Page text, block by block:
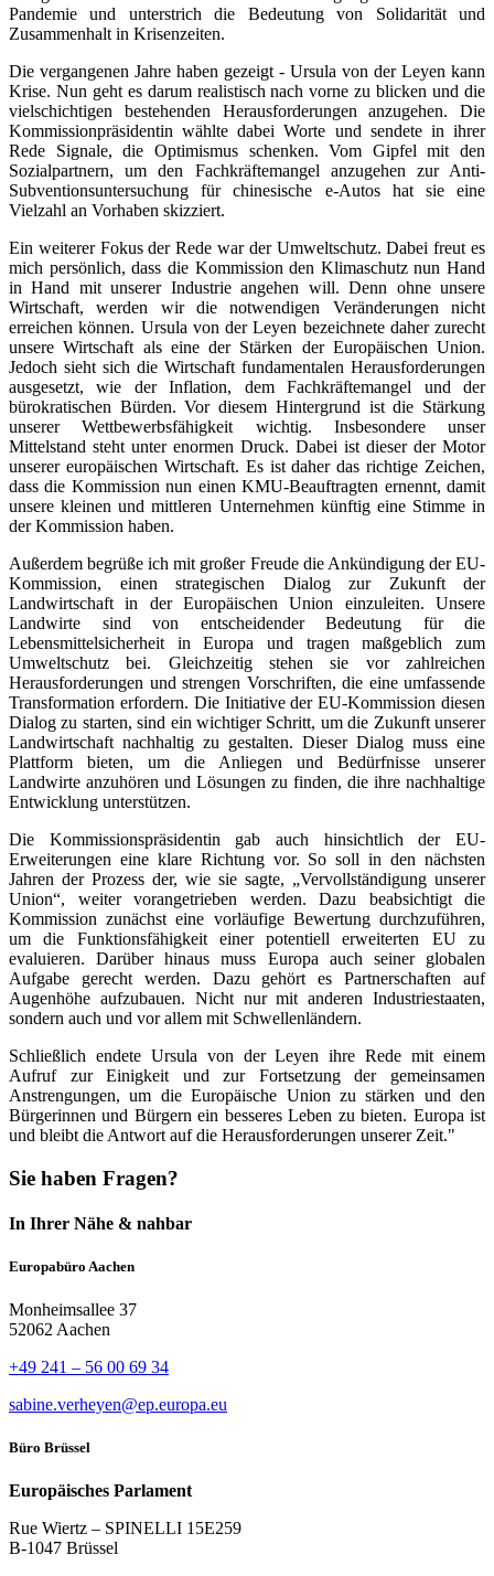
Pandemie und unterstrich die Bedeutung von Solidarität und
Zusammenhalt in Krisenzeiten.
Die vergangenen Jahre haben gezeigt - Ursula von der Leyen kann
Krise. Nun geht es darum realistisch nach vorne zu blicken und die
vielschichtigen bestehenden Herausforderungen anzugehen. Die
Kommissionpräsidentin wählte dabei Worte und sendete in ihrer
Rede Signale, die Optimismus schenken. Vom Gipfel mit den
Sozialpartnern, um den Fachkräftemangel anzugehen zur Anti-
Subventionsuntersuchung für chinesische e-Autos hat sie eine
Vielzahl an Vorhaben skizziert.
Ein weiterer Fokus der Rede war der Umweltschutz. Dabei freut es
mich persönlich, dass die Kommission den Klimaschutz nun Hand
in Hand mit unserer Industrie angehen will. Denn ohne unsere
Wirtschaft, werden wir die notwendigen Veränderungen nicht
erreichen können. Ursula von der Leyen bezeichnete daher zurecht
unsere Wirtschaft als eine der Stärken der Europäischen Union.
Jedoch sieht sich die Wirtschaft fundamentalen Herausforderungen
ausgesetzt, wie der Inflation, dem Fachkräftemangel und der
bürokratischen Bürden. Vor diesem Hintergrund ist die Stärkung
unserer Wettbewerbsfähigkeit wichtig. Insbesondere unser
Mittelstand steht unter enormen Druck. Dabei ist dieser der Motor
unserer europäischen Wirtschaft. Es ist daher das richtige Zeichen,
dass die Kommission nun einen KMU-Beauftragten ernennt, damit
unsere kleinen und mittleren Unternehmen künftig eine Stimme in
der Kommission haben.
Außerdem begrüße ich mit großer Freude die Ankündigung der EU-
Kommission, einen strategischen Dialog zur Zukunft der
Landwirtschaft in der Europäischen Union einzuleiten. Unsere
Landwirte sind von entscheidender Bedeutung für die
Lebensmittelsicherheit in Europa und tragen maßgeblich zum
Umweltschutz bei. Gleichzeitig stehen sie vor zahlreichen
Herausforderungen und strengen Vorschriften, die eine umfassende
Transformation erfordern. Die Initiative der EU-Kommission diesen
Dialog zu starten, sind ein wichtiger Schritt, um die Zukunft unserer
Landwirtschaft nachhaltig zu gestalten. Dieser Dialog muss eine
Plattform bieten, um die Anliegen und Bedürfnisse unserer
Landwirte anzuhören und Lösungen zu finden, die ihre nachhaltige
Entwicklung unterstützen.
Die Kommissionspräsidentin gab auch hinsichtlich der EU-
Erweiterungen eine klare Richtung vor. So soll in den nächsten
Jahren der Prozess der, wie sie sagte, „Vervollständigung unserer
Union“, weiter vorangetrieben werden. Dazu beabsichtigt die
Kommission zunächst eine vorläufige Bewertung durchzuführen,
um die Funktionsfähigkeit einer potentiell erweiterten EU zu
evaluieren. Darüber hinaus muss Europa auch seiner globalen
Aufgabe gerecht werden. Dazu gehört es Partnerschaften auf
Augenhöhe aufzubauen. Nicht nur mit anderen Industriestaaten,
sondern auch und vor allem mit Schwellenländern.
Schließlich endete Ursula von der Leyen ihre Rede mit einem
Aufruf zur Einigkeit und zur Fortsetzung der gemeinsamen
Anstrengungen, um die Europäische Union zu stärken und den
Bürgerinnen und Bürgern ein besseres Leben zu bieten. Europa ist
und bleibt die Antwort auf die Herausforderungen unserer Zeit."
Sie haben Fragen?
In Ihrer Nähe & nahbar
Europabüro Aachen
Monheimsallee 37
52062 Aachen
+49 241 – 56 00 69 34
sabine.verheyen@ep.europa.eu
Büro Brüssel
Europäisches Parlament
Rue Wiertz – SPINELLI 15E259
B-1047 Brüssel